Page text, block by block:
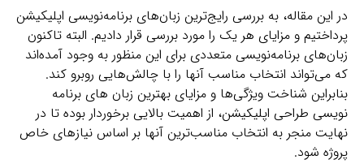
در این مقاله، به بررسی رایج‌ترین زبان‌های برنامه‌نویسی اپلیکیشن
پرداختیم و مزایای هر یک را مورد بررسی قرار دادیم. البته تاکنون
زبان‌های برنامه‌نویسی متعددی برای این منظور به وجود آمده‌اند
که می‌تواند انتخاب مناسب آنها را با چالش‌هایی روبرو کند.
بنابراین شناخت ویژگی‌ها و مزایای بهترین زبان های برنامه
نویسی طراحی اپلیکیشن‌، از اهمیت بالایی برخوردار بوده تا در
نهایت منجر به انتخاب مناسب‌ترین آنها بر اساس نیازهای خاص
پروژه شود.